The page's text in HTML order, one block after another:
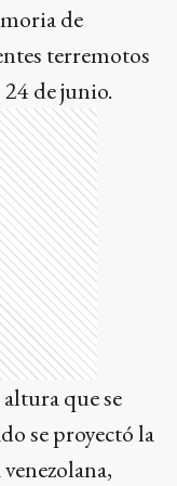
de
terremotos
de junio.
que se
se proyectó la